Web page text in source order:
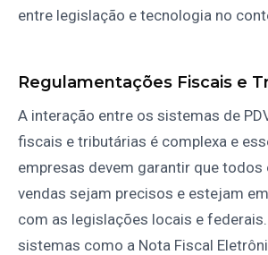
entre legislação e tecnologia no
Regulamentações Fiscais e
A interação entre os sistemas de
fiscais e tributárias é complexa e
empresas devem garantir que
vendas sejam precisos e estejam
com as legislações locais e
sistemas como a Nota Fiscal